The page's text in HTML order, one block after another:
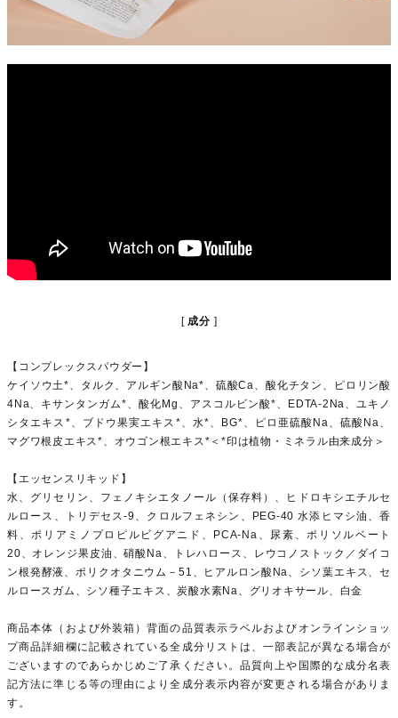
成分
【コンプレックスパウダー】
ケイソウ土*、タルク、アルギン酸Na*、硫酸Ca、酸化チタン、ピロリン酸
4Na、キサンタンガム*、酸化Mg、アスコルビン酸*、EDTA-2Na、ユキノ
シタエキス*、ブドウ果実エキス*、水*、BG*、ピロ亜硫酸Na、硫酸Na、
マグワ根皮エキス*、オウゴン根エキス*＜*印は植物・ミネラル由来成分＞
【エッセンスリキッド】
水、グリセリン、フェノキシエタノール（保存料）、ヒドロキシエチルセ
ルロース、トリデセス-9、クロルフェネシン、PEG-40 水添ヒマシ油、香
料、ポリアミノプロピルビグアニド、PCA-Na、尿素、ポリソルベート
20、オレンジ果皮油、硝酸Na、トレハロース、レウコノストック／ダイコ
ン根発酵液、ポリクオタニウム－51、ヒアルロン酸Na、シソ葉エキス、セ
ルロースガム、シソ種子エキス、炭酸水素Na、グリオキサール、白金
商品本体（および外装箱）背面の品質表示ラベルおよびオンラインショッ
プ商品詳細欄に記載されている全成分リストは、一部表記が異なる場合が
ございますのであらかじめご了承ください。品質向上や国際的な成分名表
記方法に準じる等の理由により全成分表示内容が変更される場合がありま
す。